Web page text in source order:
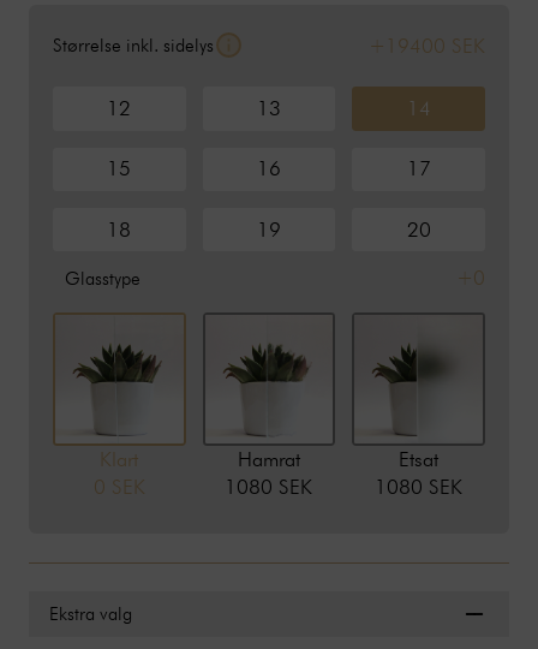
Størrelse inkl. sidelys +19400 SEK
12 13 14
15 16 17
18 19 20
Glasstype +0
Klart
0 SEK
Hamrat
1080 SEK
Etsat
1080 SEK
Ekstra valg